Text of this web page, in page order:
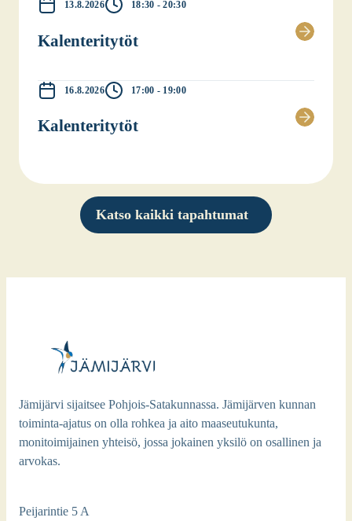
13.8.2026 18:30 - 20:30
Kalen­te­ri­ty­töt
16.8.2026 17:00 - 19:00
Kalen­te­ri­ty­töt
Katso kaikki tapahtumat
Jämijärvi sijaitsee Pohjois-Satakunnassa. Jämijärven kunnan
toiminta-ajatus on olla rohkea ja aito maaseutukunta,
monitoimijainen yhteisö, jossa jokainen yksilö on osallinen ja
arvokas.
Peijarintie 5 A